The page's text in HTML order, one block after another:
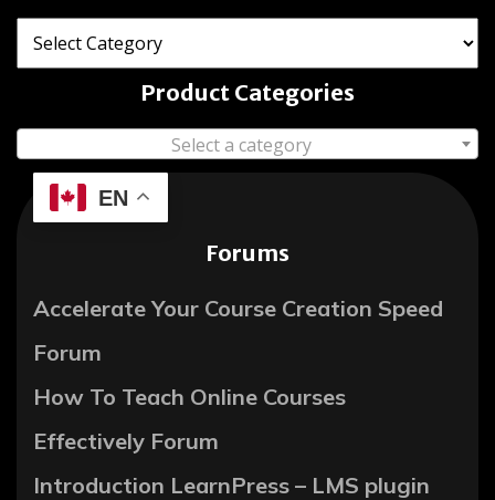
Product Categories
Select a category
EN
Forums
Accelerate Your Course Creation Speed
Forum
How To Teach Online Courses
Effectively Forum
Introduction LearnPress – LMS plugin